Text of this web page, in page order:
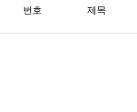
번호 제목